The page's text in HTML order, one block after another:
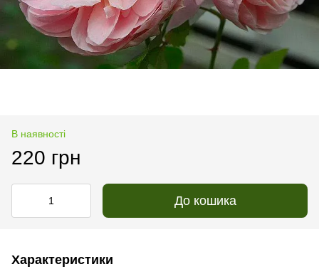
В наявності
220 грн
До кошика
Характеристики